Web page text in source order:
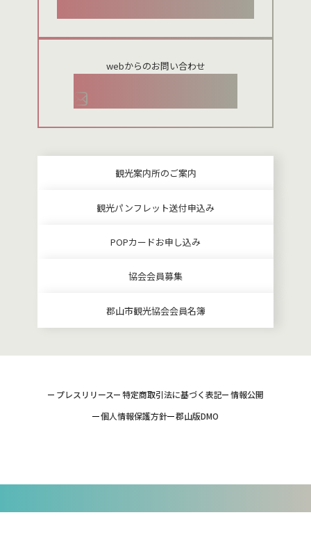
webからのお問い合わせ
観光案内所のご案内
観光パンフレット送付申込み
POPカードお申し込み
協会会員募集
郡山市観光協会会員名簿
プレスリリース 特定商取引法に基づく表記
情報公開
個人情報保護方針
郡山版DMO